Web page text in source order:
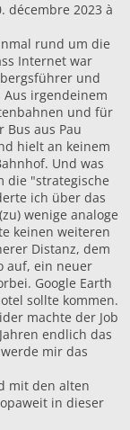
décembre 2023 à
rund um die
Internet war
und
Aus irgendeinem
und für
Bus aus Pau
hielt an keinem
Und was
die "strategische
ich über das
wenige analoge
keinen weiteren
Distanz, dem
auf, ein neuer
Google Earth
sollte kommen.
machte der Job
endlich das
mir das
mit den alten
in dieser